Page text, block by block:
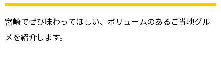
宮崎でぜひ味わってほしい、ボリュームのあるご当地グル
メを紹介します。